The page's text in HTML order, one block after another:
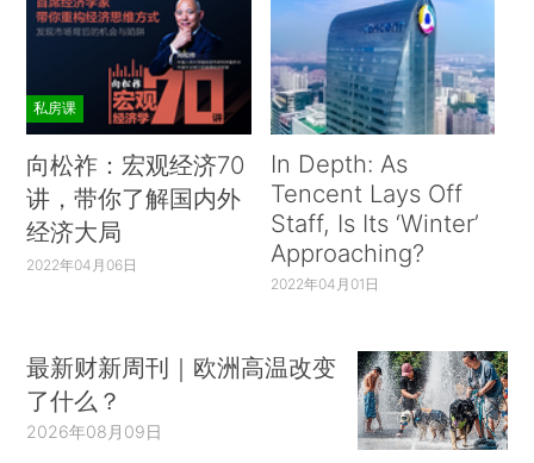
私房课
向松祚：宏观经济70
讲，带你了解国内外
经济大局
2022年04月06日
In Depth: As
Tencent Lays Off
Staff, Is Its ‘Winter’
Approaching?
2022年04月01日
最新财新周刊｜欧洲高温改变
了什么？
2026年08月09日